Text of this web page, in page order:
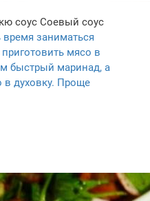
соус Соевый соус
время заниматься
мясо в
быстрый маринад, а
в духовку. Проще